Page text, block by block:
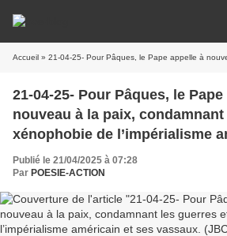
Accueil » 21-04-25- Pour Pâques, le Pape appelle à nouveau à la paix, condamnant les guerres et la xénophobie de
21-04-25- Pour Pâques, le
nouveau à la paix,
xénophobie de l’impérialisme
vassaux. (JBC- INITIATIVE
Publié le 21/04/2025 à 07:28
Par POESIE-ACTION